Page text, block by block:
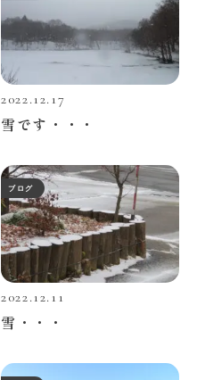
2022.12.17
雪です・・・
ブログ
2022.12.11
雪・・・